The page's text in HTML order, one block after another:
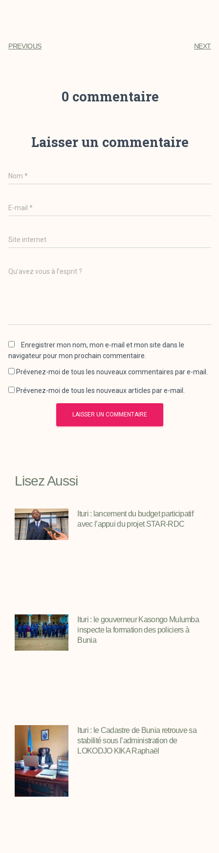
PREVIOUS NEXT
0 commentaire
Laisser un commentaire
Nom*
E-mail*
Site internet
Qu’avez vous à l’esprit ?
Enregistrer mon nom, mon e-mail et mon site dans le
navigateur pour mon prochain commentaire.
Prévenez-moi de tous les nouveaux commentaires par e-mail.
Prévenez-moi de tous les nouveaux articles par e-mail.
Lisez Aussi
Ituri : lancement du budget participatif
avec l’appui du projet STAR-RDC
Ituri : le gouverneur Kasongo Mulumba
inspecte la formation des policiers à
Bunia
Ituri : le Cadastre de Bunia retrouve sa
stabilité sous l’administration de
LOKODJO KIKA Raphaël